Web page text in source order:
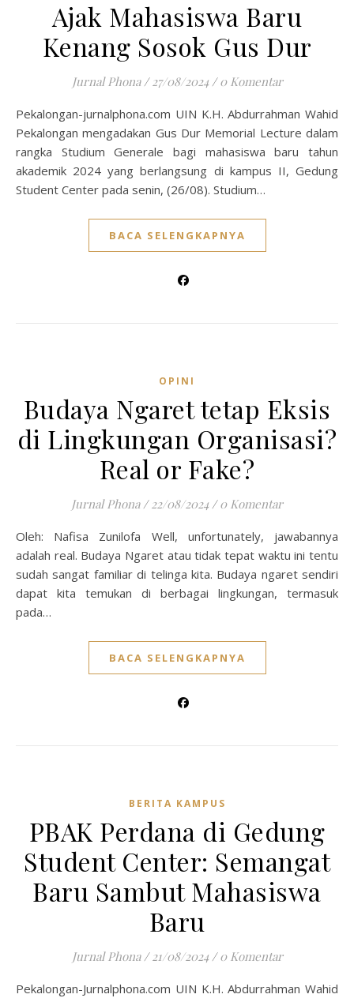
Ajak Mahasiswa Baru
Kenang Sosok Gus Dur
Jurnal Phona / 27/08/2024 / 0 Komentar
Pekalongan-jurnalphona.com UIN K.H. Abdurrahman Wahid
Pekalongan mengadakan Gus Dur Memorial Lecture dalam
rangka Studium Generale bagi mahasiswa baru tahun
akademik 2024 yang berlangsung di kampus II, Gedung
Student Center pada senin, (26/08). Studium…
BACA SELENGKAPNYA
OPINI
Budaya Ngaret tetap Eksis
di Lingkungan Organisasi?
Real or Fake?
Jurnal Phona / 22/08/2024 / 0 Komentar
Oleh: Nafisa Zunilofa Well, unfortunately, jawabannya
adalah real. Budaya Ngaret atau tidak tepat waktu ini tentu
sudah sangat familiar di telinga kita. Budaya ngaret sendiri
dapat kita temukan di berbagai lingkungan, termasuk
pada…
BACA SELENGKAPNYA
BERITA KAMPUS
PBAK Perdana di Gedung
Student Center: Semangat
Baru Sambut Mahasiswa
Baru
Jurnal Phona / 21/08/2024 / 0 Komentar
Pekalongan-Jurnalphona.com UIN K.H. Abdurrahman Wahid